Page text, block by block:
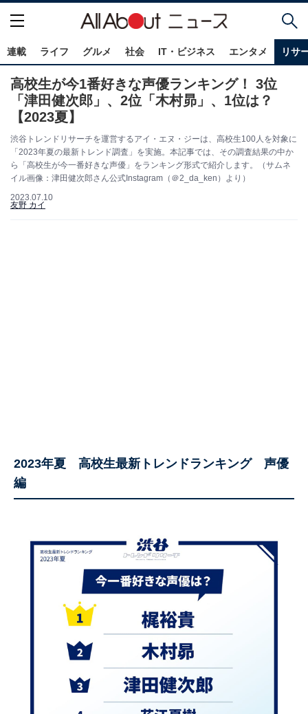
連載 ライフ グルメ 社会 IT・ビジネス エンタメ リサ
高校生が今1番好きな声優ランキング！ 3位
「津田健次郎」、2位「木村昴」、1位は？
【2023夏】
渋谷トレンドリサーチを運営するアイ・エヌ・ジーは、高校生100人を対象に
「2023年夏の最新トレンド調査」を実施。本記事では、その調査結果の中か
ら「高校生が今一番好きな声優」をランキング形式で紹介します。（サムネ
イル画像：津田健次郎さん公式Instagram（＠2_da_ken）より）
2023.07.10
友野 カイ
2023年夏 高校生最新トレンドランキング 声優
編